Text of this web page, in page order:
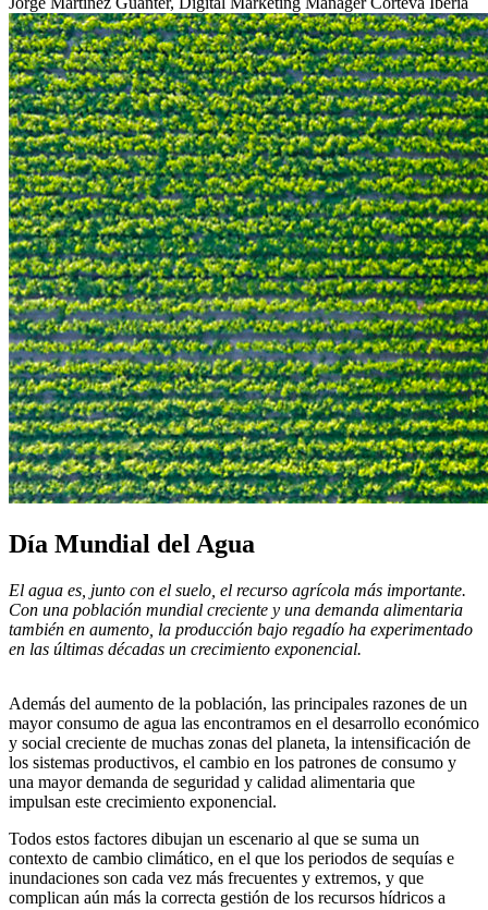
Día Mundial del Agua
El agua es, junto con el suelo, el recurso agrícola más importante.
Con una población mundial creciente y una demanda alimentaria
también en aumento, la producción bajo regadío ha experimentado
en las últimas décadas un crecimiento exponencial.
Además del aumento de la población, las principales razones de un
mayor consumo de agua las encontramos en el desarrollo económico
y social creciente de muchas zonas del planeta, la intensificación de
los sistemas productivos, el cambio en los patrones de consumo y
una mayor demanda de seguridad y calidad alimentaria que
impulsan este crecimiento exponencial.
Todos estos factores dibujan un escenario al que se suma un
contexto de cambio climático, en el que los periodos de sequías e
inundaciones son cada vez más frecuentes y extremos, y que
complican aún más la correcta gestión de los recursos hídricos a